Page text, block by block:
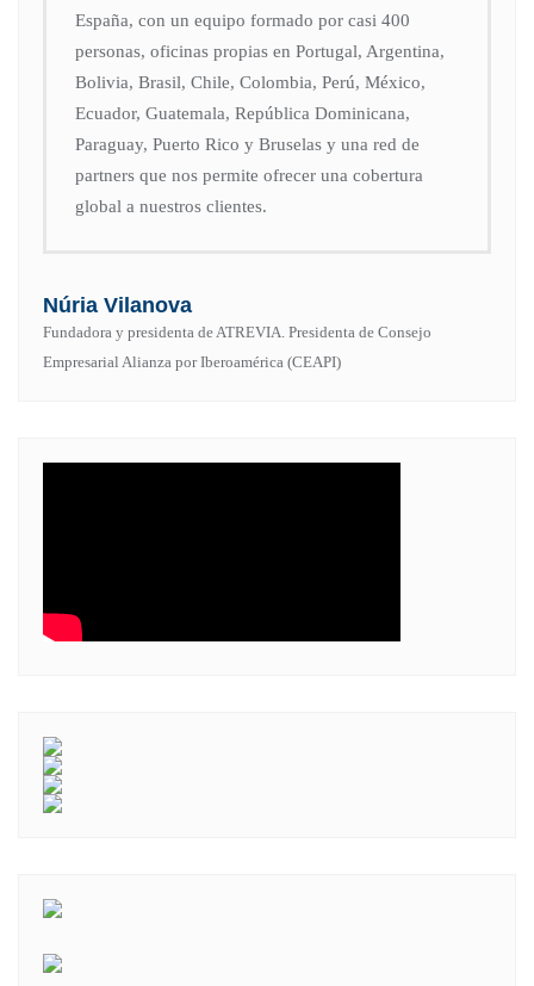
España, con un equipo formado por casi 400
personas, oficinas propias en Portugal, Argentina,
Bolivia, Brasil, Chile, Colombia, Perú, México,
Ecuador, Guatemala, República Dominicana,
Paraguay, Puerto Rico y Bruselas y una red de
partners que nos permite ofrecer una cobertura
global a nuestros clientes.
Núria Vilanova
Fundadora y presidenta de ATREVIA. Presidenta de Consejo
Empresarial Alianza por Iberoamérica (CEAPI)